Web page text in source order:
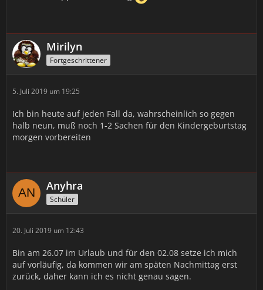
Mirilyn
Fortgeschrittener
5. Juli 2019 um 19:25
Ich bin heute auf jeden Fall da, wahrscheinlich so gegen
halb neun, muß noch 1-2 Sachen für den Kindergeburtstag
morgen vorbereiten
Anyhra
Schüler
20. Juli 2019 um 12:43
Bin am 26.07 im Urlaub und für den 02.08 setze ich mich
auf vorläufig, da kommen wir am späten Nachmittag erst
zurück, daher kann ich es nicht genau sagen.